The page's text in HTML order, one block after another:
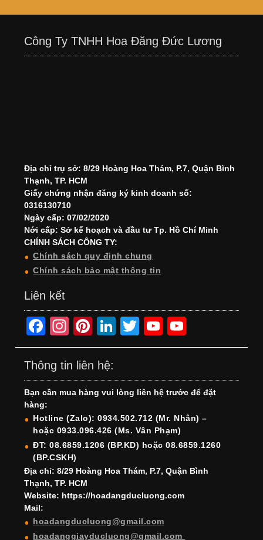
Công Ty TNHH Hoa Đăng Đức Lương
Địa chỉ trụ sở: 8/29 Hoàng Hoa Thám, P.7, Quận Bình
Thạnh, TP. HCM
Giấy chứng nhận đăng ký kinh doanh số:
0316130710
Ngày cấp: 07/02/2020
Nới cấp: Sở kế hoạch và đầu tư Tp. Hồ Chí Minh
CHÍNH SÁCH CÔNG TY:
Chính sách quy định chung
Chính sách bảo mật thông tin
Liên kết
F
a
c
e
b
o
o
k
In
st
a
gr
a
m
Pi
nt
er
e
st
Li
n
e
dI
n
T
wi
er
Y
o
T
u
b
e
o
T
u
b
e
h
Thông tin liên hệ:
Bạn cần mua hàng vui lòng liên hệ trước để đặt
hàng:
Hotline (Zalo): 0934.502.712 (Mr. Nhân) –
hoặc 0933.096.426 (Ms. Vân Phạm)
ĐT: 08.6859.1206 (BP.KD) hoặc 08.6859.1260
(BP.CSKH)
Địa chỉ: 8/29 Hoàng Hoa Thám, P.7, Quận Bình
Thạnh, TP. HCM
Website: https://hoadangducluong.com
Mail:
hoadangducluong@gmail.com
hoadanggiayducluong@gmail.com